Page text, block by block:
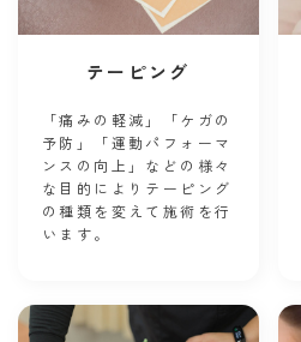
テーピング
「痛みの軽減」「ケガの
予防」「運動パフォーマ
ンスの向上」などの様々
な目的によりテーピング
の種類を変えて施術を行
います。